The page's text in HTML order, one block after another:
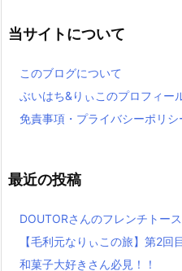
当サイトについて
このブログについて
ぶいはち&りぃこのプロフィー
免責事項・プライバシーポリシ
最近の投稿
DOUTORさんのフレンチトー
【毛利元なりぃこの旅】第2回
和菓子大好きさん必見！！